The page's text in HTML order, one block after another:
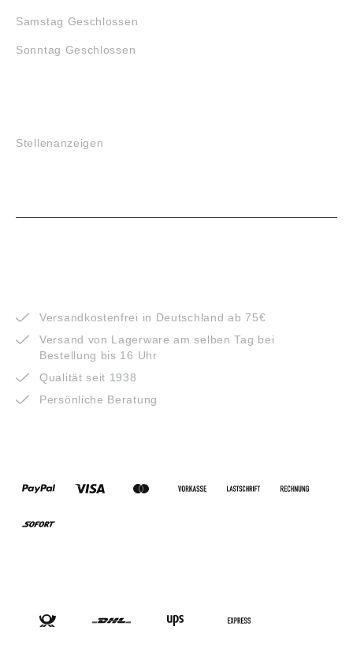
Samstag Geschlossen
Sonntag Geschlossen
Stellenanzeigen
Versandkostenfrei in Deutschland ab 75€
Versand von Lagerware am selben Tag bei
Bestellung bis 16 Uhr
Qualität seit 1938
Persönliche Beratung